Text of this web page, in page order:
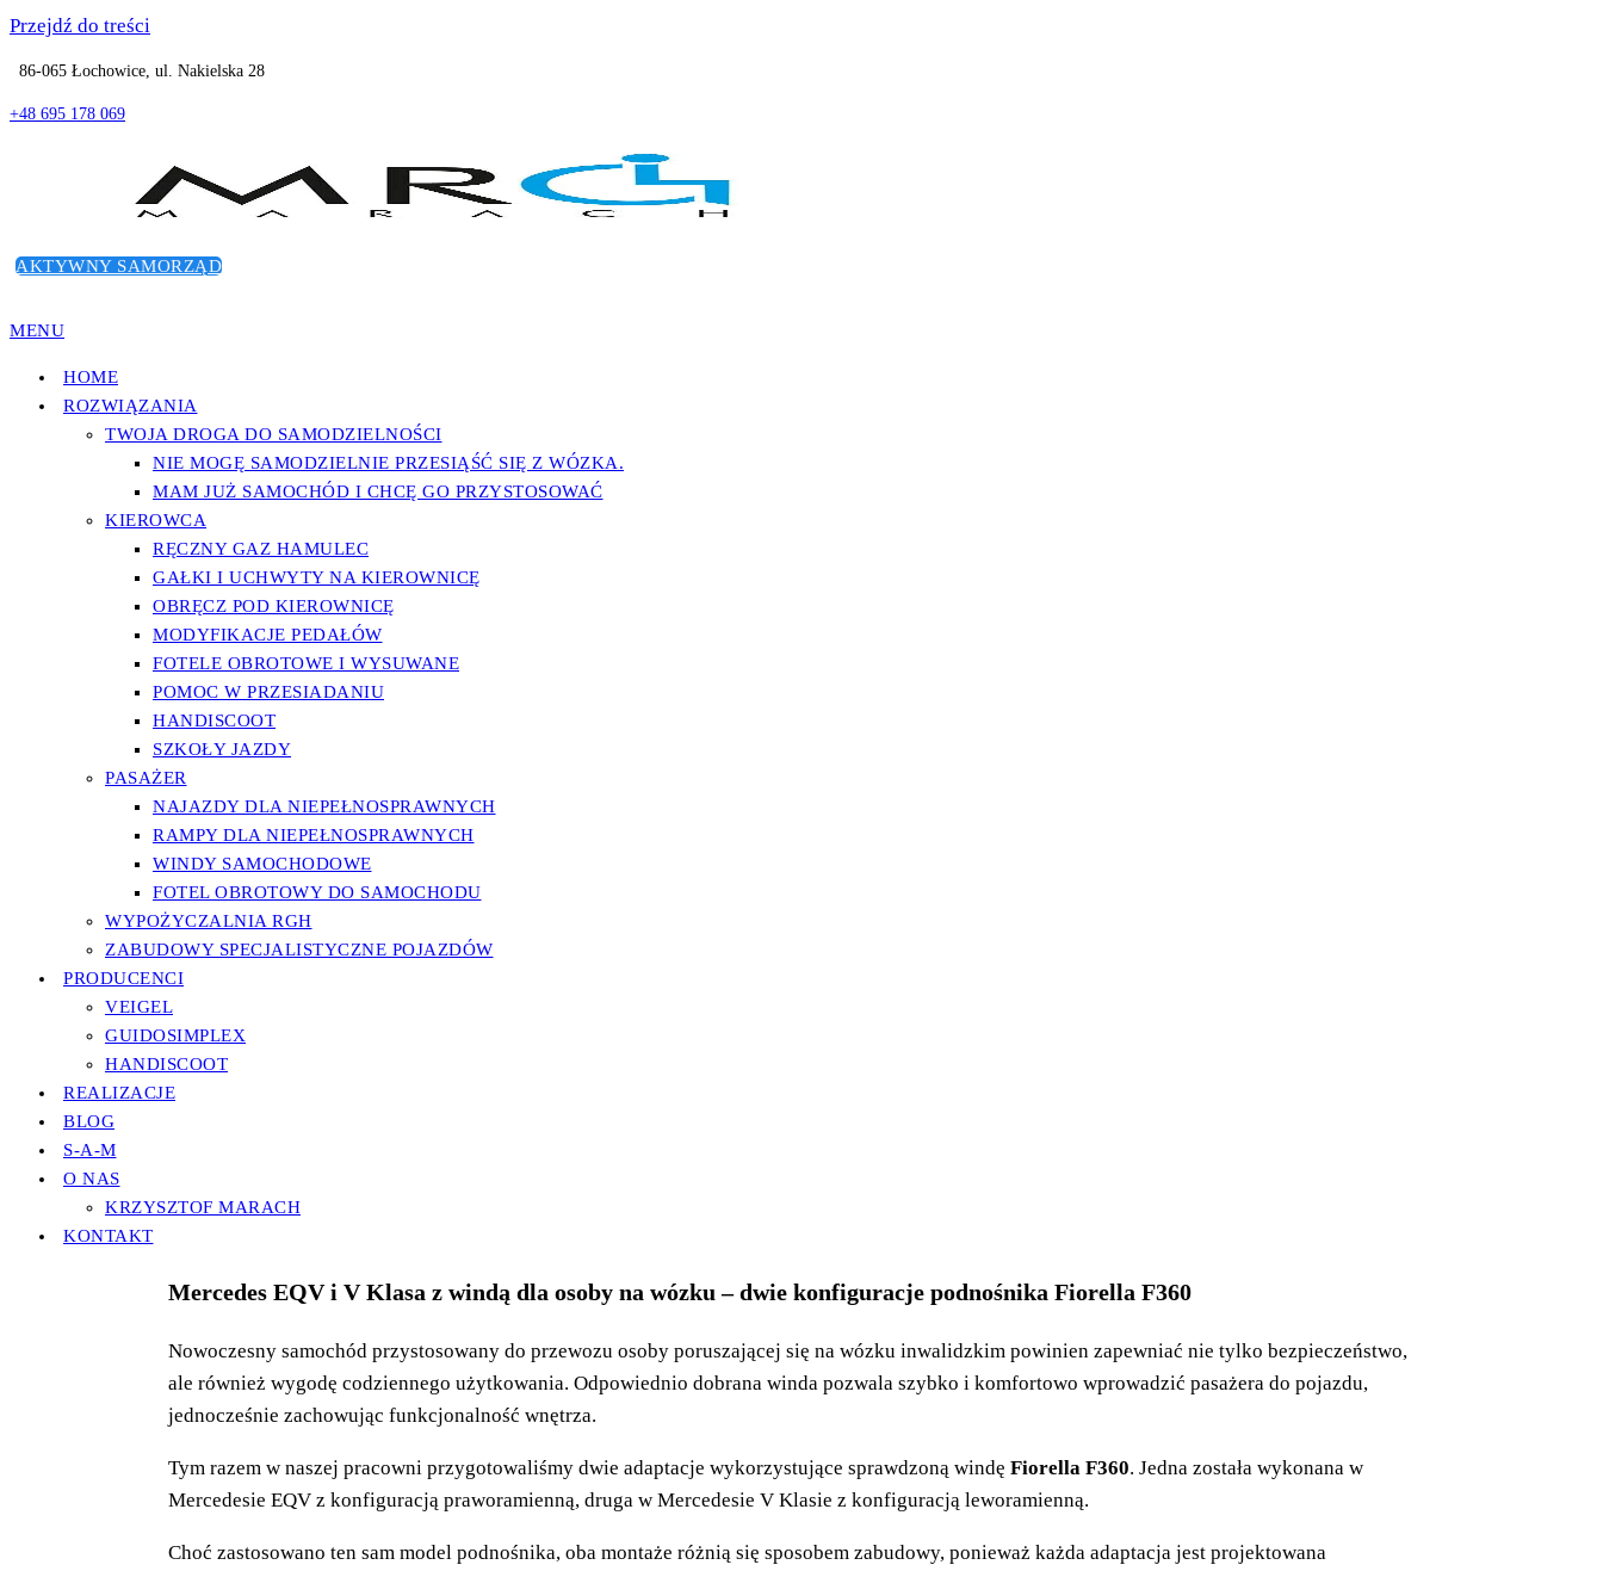
Przejdź do treści
86-065 Łochowice, ul. Nakielska 28
+48 695 178 069
Przystosowanie samochodu dla osób niepełnosprawnych
Dostosowanie pojazdów do potrzeb osób niepełnosprawnych
AKTYWNY SAMORZĄD
MENU
HOME
ROZWIĄZANIA
TWOJA DROGA DO SAMODZIELNOŚCI
NIE MOGĘ SAMODZIELNIE PRZESIĄŚĆ SIĘ Z WÓZKA.
MAM JUŻ SAMOCHÓD I CHCĘ GO PRZYSTOSOWAĆ
KIEROWCA
RĘCZNY GAZ HAMULEC
GAŁKI I UCHWYTY NA KIEROWNICĘ
OBRĘCZ POD KIEROWNICĘ
MODYFIKACJE PEDAŁÓW
FOTELE OBROTOWE I WYSUWANE
POMOC W PRZESIADANIU
HANDISCOOT
SZKOŁY JAZDY
PASAŻER
NAJAZDY DLA NIEPEŁNOSPRAWNYCH
RAMPY DLA NIEPEŁNOSPRAWNYCH
WINDY SAMOCHODOWE
FOTEL OBROTOWY DO SAMOCHODU
WYPOŻYCZALNIA RGH
ZABUDOWY SPECJALISTYCZNE POJAZDÓW
PRODUCENCI
VEIGEL
GUIDOSIMPLEX
HANDISCOOT
REALIZACJE
BLOG
S-A-M
O NAS
KRZYSZTOF MARACH
KONTAKT
Mercedes EQV i V Klasa z windą dla osoby na wózku – dwie konfiguracje podnośnika Fiorella F360
Nowoczesny samochód przystosowany do przewozu osoby poruszającej się na wózku inwalidzkim powinien zapewniać nie tylko bezpieczeństwo,
ale również wygodę codziennego użytkowania. Odpowiednio dobrana winda pozwala szybko i komfortowo wprowadzić pasażera do pojazdu,
jednocześnie zachowując funkcjonalność wnętrza.
Tym razem w naszej pracowni przygotowaliśmy dwie adaptacje wykorzystujące sprawdzoną windę Fiorella F360. Jedna została wykonana w
Mercedesie EQV z konfiguracją praworamienną, druga w Mercedesie V Klasie z konfiguracją leworamienną.
Choć zastosowano ten sam model podnośnika, oba montaże różnią się sposobem zabudowy, ponieważ każda adaptacja jest projektowana